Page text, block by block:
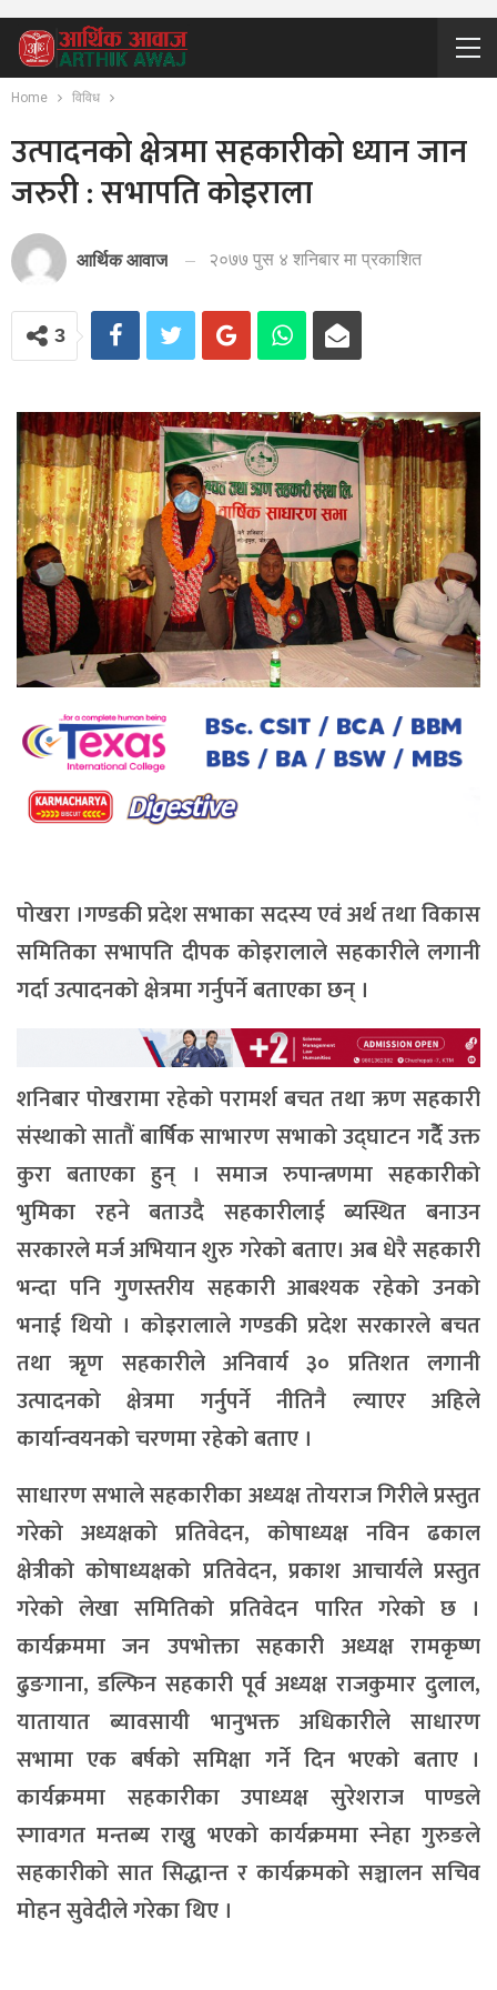
Home विविध
उत्पादनको क्षेत्रमा सहकारीको ध्यान जान
जरुरी : सभापति कोइराला
आर्थिक आवाज २०७७ पुस ४ शनिबार मा प्रकाशित
3
पोखरा ।गण्डकी प्रदेश सभाका सदस्य एवं अर्थ तथा विकास
समितिका सभापति दीपक कोइरालाले सहकारीले लगानी
गर्दा उत्पादनको क्षेत्रमा गर्नुपर्ने बताएका छन् ।
शनिबार पोखरामा रहेको परामर्श बचत तथा ऋण सहकारी
संस्थाको सातौं बार्षिक साभारण सभाको उद्घाटन गर्देै उक्त
कुरा बताएका हुन् । समाज रुपान्त्रणमा सहकारीको
भुमिका रहने बताउदै सहकारीलाई ब्यस्थित बनाउन
सरकारले मर्ज अभियान शुरु गरेको बताए। अब धेरै सहकारी
भन्दा पनि गुणस्तरीय सहकारी आबश्यक रहेको उनको
भनाई थियो । कोइरालाले गण्डकी प्रदेश सरकारले बचत
तथा ऋृण सहकारीले अनिवार्य ३० प्रतिशत लगानी
उत्पादनको क्षेत्रमा गर्नुपर्ने नीतिनै ल्याएर अहिले
कार्यान्वयनको चरणमा रहेको बताए ।
साधारण सभाले सहकारीका अध्यक्ष तोयराज गिरीले प्रस्तुत
गरेको अध्यक्षको प्रतिवेदन, कोषाध्यक्ष नविन ढकाल
क्षेत्रीको कोषाध्यक्षको प्रतिवेदन, प्रकाश आचार्यले प्रस्तुत
गरेको लेखा समितिको प्रतिवेदन पारित गरेको छ ।
कार्यक्रममा जन उपभोक्ता सहकारी अध्यक्ष रामकृष्ण
ढुङगाना, डल्फिन सहकारी पूर्व अध्यक्ष राजकुमार दुलाल,
यातायात ब्यावसायी भानुभक्त अधिकारीले साधारण
सभामा एक बर्षको समिक्षा गर्ने दिन भएको बताए ।
कार्यक्रममा सहकारीका उपाध्यक्ष सुरेशराज पाण्डले
स्गावगत मन्तब्य राख्नु भएको कार्यक्रममा स्नेहा गुरुङले
सहकारीको सात सिद्धान्त र कार्यक्रमको सञ्चालन सचिव
मोहन सुवेदीले गरेका थिए ।